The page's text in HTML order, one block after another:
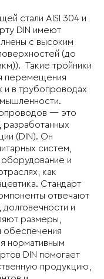
стали AISI 304 и
DIN имеют
с высоким
(до
Такие тройники
перемещения
и в трубопроводах
— это
(DIN). Он
систем,
оборудование и
как
Стандарт
отвечают
и
размеры,
обеспечения
нормативным
DIN помогает
продукцию,